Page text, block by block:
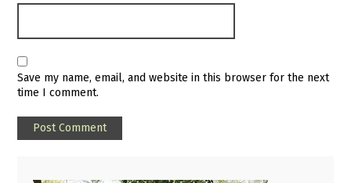
Save my name, email, and website in this browser for the next
time I comment.